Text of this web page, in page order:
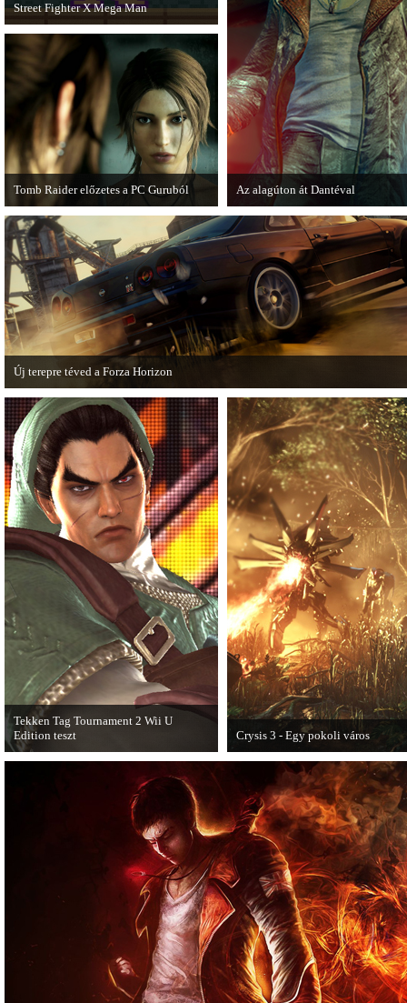
Street Fighter X Mega Man
A Capcom ismert karakterei ismét
összecsapnak - ingyenesen letölthető a
Street Fighter X Mega Man.
Az alagúton át Dantéval
A Devil May Cry újragondolás új
játékmenet-videóval jelentkezik.
Tomb Raider előzetes a PC Guruból
A PC Guru friss számában több oldalon
olvashatunk az új Tomb Raiderről,
mely cikkből most egy részletet online
is közzétettek.
Új terepre téved a Forza Horizon
Hamarosan megérkezik a Forza Horizon első nagyszabású kiegészítője, a Rally
Expansion Pack.
Tekken Tag Tournament 2 Wii U
Edition teszt
Tournament 2 a Wii U konzolon is
Crysis 3 - Egy pokoli város
A Crysis 3 Hét Csodája
mutat be a játékból.